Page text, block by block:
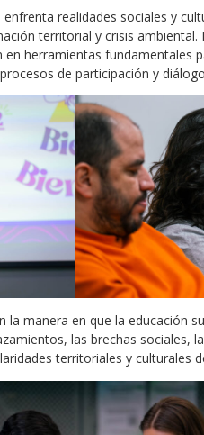
realidades sociales y
territorial y crisis
herramientas fundamentales
de participación y
manera en que la educación
las brechas sociales,
territoriales y culturales